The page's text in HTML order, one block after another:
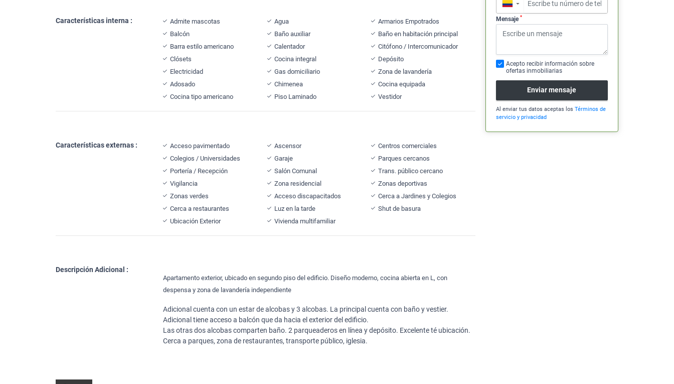
Características interna : Admite mascotas Agua
Armarios Empotrados
Balcón
Baño auxiliar
Baño en habitación principal
Barra estilo americano
Calentador
Citófono / Intercomunicador
Clósets
Cocina integral
Depósito
Electricidad
Gas domiciliario
Zona de lavandería
Adosado
Chimenea
Cocina equipada
Cocina tipo americano
Piso Laminado Vestidor
Características externas : Acceso pavimentado Ascensor
Centros comerciales
Colegios / Universidades
Garaje
Parques cercanos
Portería / Recepción
Salón Comunal
Trans. público cercano
Vigilancia
Zona residencial
Zonas deportivas
Zonas verdes
Acceso discapacitados
Cerca a Jardines y Colegios
Cerca a restaurantes
Luz en la tarde
Shut de basura
Ubicación Exterior
Vivienda multifamiliar
Descripción Adicional :
Apartamento exterior, ubicado en segundo piso del edificio. Diseño moderno, cocina abierta en L, con
despensa y zona de lavandería independiente
Adicional cuenta con un estar de alcobas y 3 alcobas. La principal cuenta con baño y vestier.
Adicional tiene acceso a balcón que da hacia el exterior del edificio.
Las otras dos alcobas comparten baño. 2 parqueaderos en línea y depósito. Excelente té ubicación.
Cerca a parques, zona de restaurantes, transporte público, iglesia.
▼
Mensaje *
Acepto recibir información sobre
ofertas inmobiliarias
Enviar mensaje
Al enviar tus datos aceptas los Términos de
servicio y privacidad